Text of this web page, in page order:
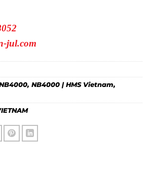
jul.com
, NB4000 | HMS Vietnam,